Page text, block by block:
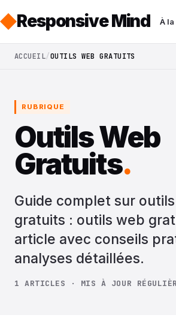
Responsive Mind À la
ACCUEIL OUTILS WEB GRATUITS
RUBRIQUE
Outils Web
Gratuits.
Guide complet sur
gratuits : outils web
article avec conseils
analyses détaillées.
1 ARTICLES · MIS À JOUR